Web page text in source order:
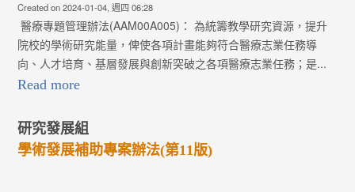
Created on 2024-01-04, 週四 06:28
醫療專題管理辦法(AAM00A005)： 為統籌教學研究資源，提升
院校的學術研究能量，俾使各項計畫能夠符合醫療志業任務導
向、人才培育、基層發展與創新突破之各項醫療志業任務；是...
Read more
研究發展組
學術發展補助專案辦法(第11版)